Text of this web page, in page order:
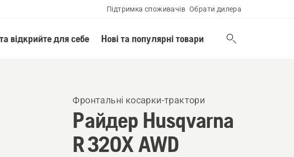
Підтримка споживачів Обрати дилера
відкрийте для себе Нові та популярні товари
Фронтальні косарки-трактори
Райдер Husqvarna
R 320X AWD